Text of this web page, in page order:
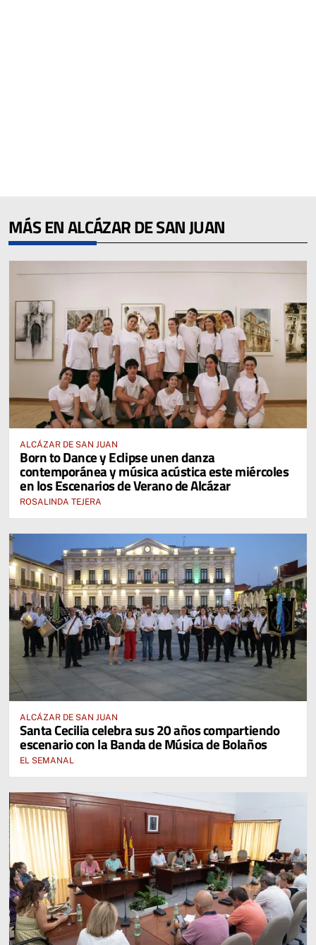
MÁS EN ALCÁZAR DE SAN JUAN
ALCÁZAR DE SAN JUAN
Born to Dance y Eclipse unen danza
contemporánea y música acústica este miércoles
en los Escenarios de Verano de Alcázar
ROSALINDA TEJERA
ALCÁZAR DE SAN JUAN
Santa Cecilia celebra sus 20 años compartiendo
escenario con la Banda de Música de Bolaños
EL SEMANAL